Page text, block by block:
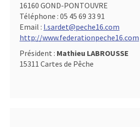
16160 GOND-PONTOUVRE
Téléphone : 05 45 69 33 91
Email : l.sardet@peche16.com
http://www.federationpeche16.com
Président : Mathieu LABROUSSE
15311 Cartes de Pêche